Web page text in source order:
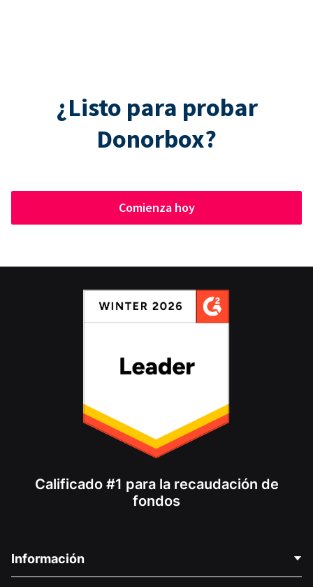
¿Listo para probar
Donorbox?
Comienza hoy
Calificado #1 para la recaudación de
fondos
Información